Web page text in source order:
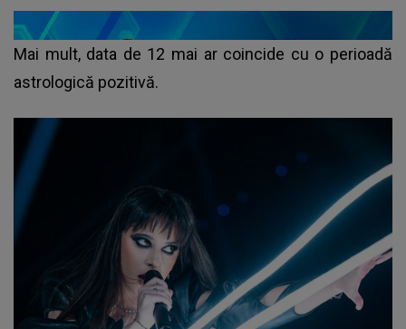
Mai mult, data de 12 mai ar coincide cu o perioadă
astrologică pozitivă.